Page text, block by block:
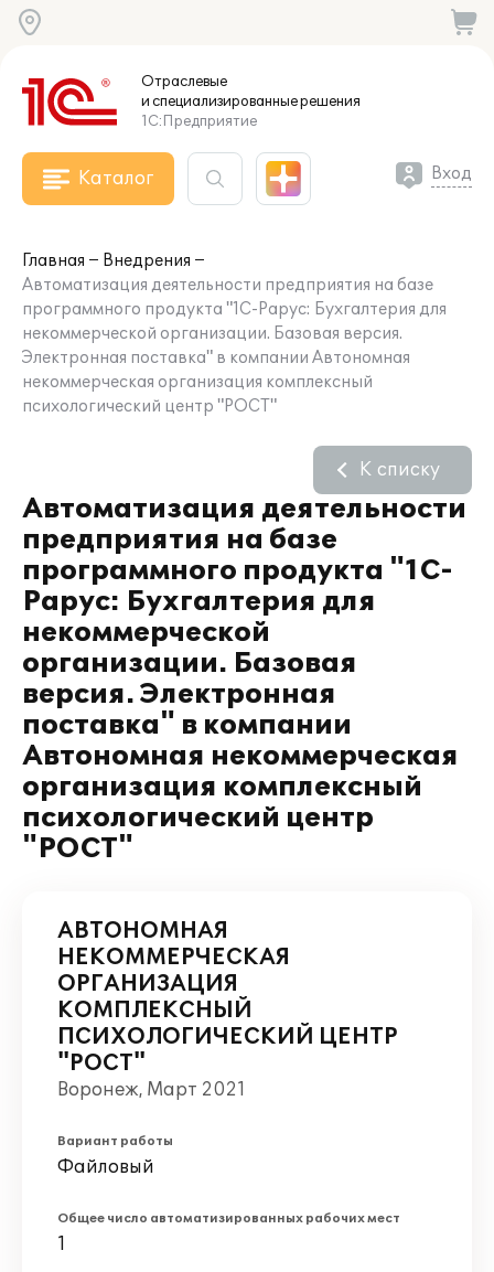
Отраслевые
и специализированныерешения
1С:Предприятие
Каталог Вход
Главная
Внедрения
Автоматизация деятельности предприятия на базе
программного продукта "1С-Рарус: Бухгалтерия для
некоммерческой организации. Базовая версия.
Электронная поставка" в компании Автономная
некоммерческая организация комплексный
психологический центр "РОСТ"
Автоматизация деятельности
предприятия на базе
программного продукта "1С-
Рарус: Бухгалтерия для
некоммерческой
организации. Базовая
версия. Электронная
поставка" в компании
Автономная некоммерческая
организация комплексный
психологический центр
"РОСТ"
К списку
АВТОНОМНАЯ
НЕКОММЕРЧЕСКАЯ
ОРГАНИЗАЦИЯ
КОМПЛЕКСНЫЙ
ПСИХОЛОГИЧЕСКИЙ ЦЕНТР
"РОСТ"
Воронеж, Март 2021
Вариант работы
Файловый
Общее число автоматизированных рабочих мест
1